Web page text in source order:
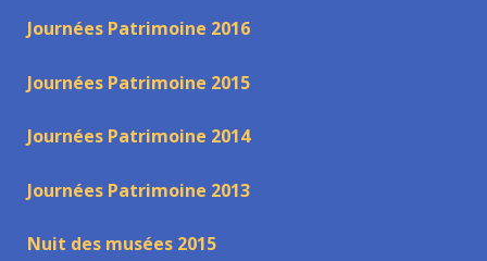
Journées Patrimoine 2016
Journées Patrimoine 2015
Journées Patrimoine 2014
Journées Patrimoine 2013
Nuit des musées 2015